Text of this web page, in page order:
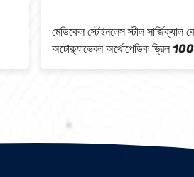
মেডিকেল স্টেইনলেস স্টীল সার্জিক্যাল
অটোক্ল্যাভেবল অর্থোপেডিক ড্রিল
240V